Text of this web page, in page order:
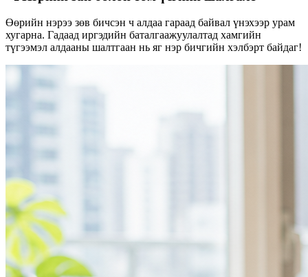
Өөрийн нэрээ зөв бичсэн ч алдаа гараад байвал үнэхээр урам
хугарна. Гадаад иргэдийн баталгаажуулалтад хамгийн
түгээмэл алдааны шалтгаан нь яг нэр бичгийн хэлбэрт байдаг!